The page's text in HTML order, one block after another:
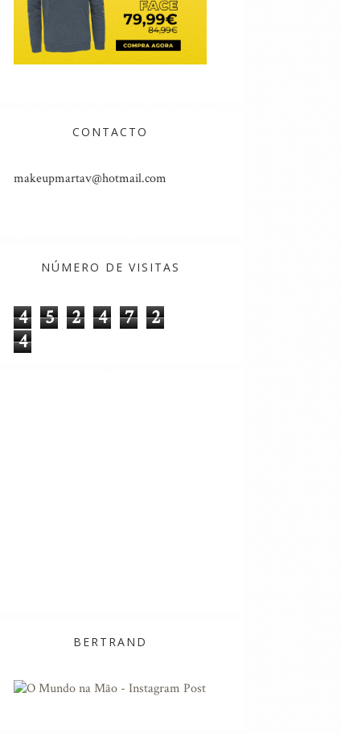
CONTACTO
makeupmartav@hotmail.com
NÚMERO DE VISITAS
4 5 2 4 7
2
4
BERTRAND